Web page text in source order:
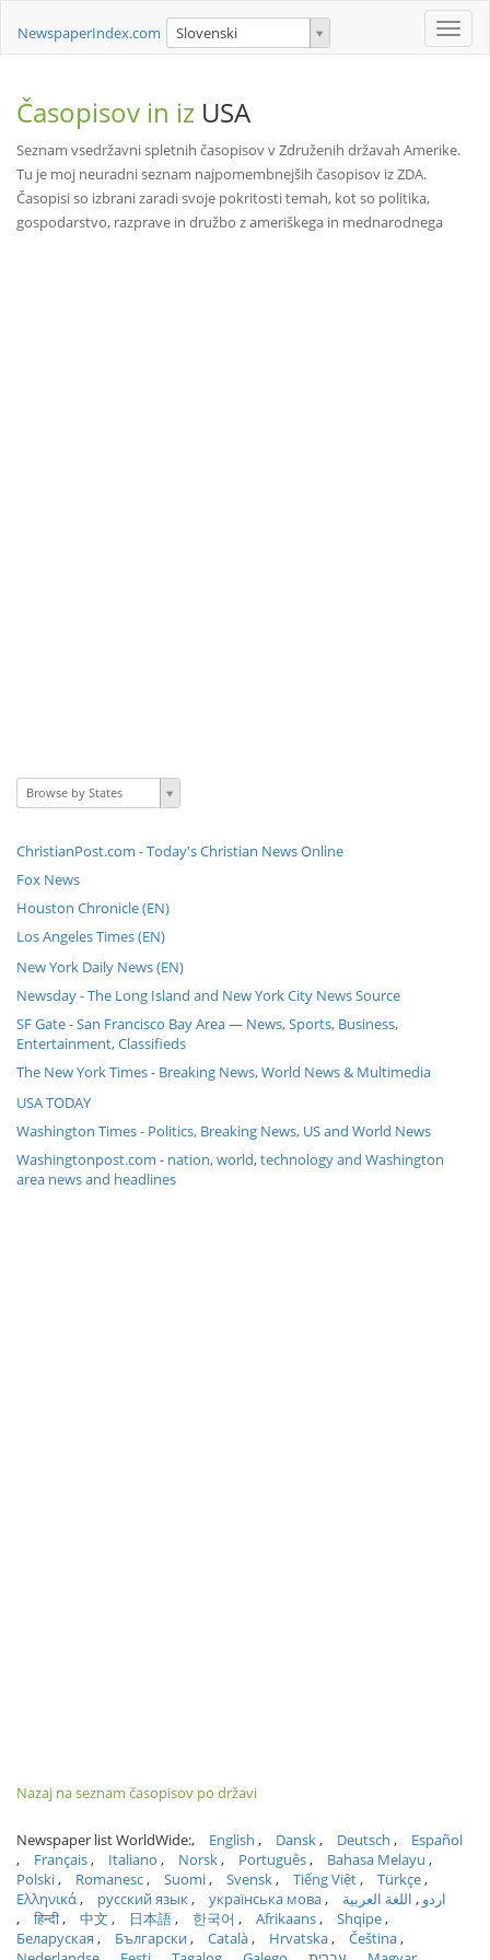
Toggle
NewspaperIndex.com Slovenski
Časopisov in iz USA
Seznam vsedržavni spletnih časopisov v Združenih državah Amerike.
Tu je moj neuradni seznam najpomembnejših časopisov iz ZDA.
Časopisi so izbrani zaradi svoje pokritosti temah, kot so politika,
gospodarstvo, razprave in družbo z ameriškega in mednarodnega
Browse by States
ChristianPost.com - Today's Christian News Online
Fox News
Houston Chronicle (EN)
Los Angeles Times (EN)
New York Daily News (EN)
Newsday - The Long Island and New York City News Source
SF Gate - San Francisco Bay Area — News, Sports, Business,
Entertainment, Classifieds
The New York Times - Breaking News, World News & Multimedia
USA TODAY
Washington Times - Politics, Breaking News, US and World News
Washingtonpost.com - nation, world, technology and Washington
area news and headlines
Nazaj na seznam časopisov po državi
Newspaper list WorldWide: English Dansk Deutsch
Español
Français
Italiano Norsk Português
Bahasa Melayu
Polski
Romanesc Suomi Svensk Tiếng Việt
Türkçe
Ελληνικά
русский язык українська мова اردو
اللغة العربية
हिन्दी
中文 日本語 한국어 Afrikaans
Shqipe
Беларуская
Български Català Hrvatska
Čeština